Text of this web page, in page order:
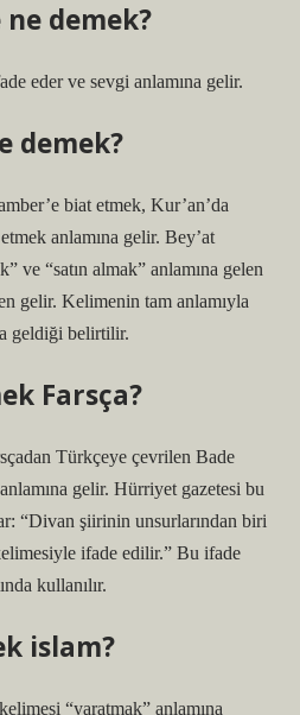
demek?
eder ve sevgi anlamına gelir.
demek?
anlamına gelir. Bey’at
ve “satın almak” anlamına gelen
gelir. Kelimenin tam anlamıyla
geldiği belirtilir.
Farsça?
Türkçeye çevrilen Bade
gelir. Hürriyet gazetesi bu
“Divan şiirinin unsurlarından biri
ifade edilir.” Bu ifade
kullanılır.
islam?
“yaratmak” anlamına